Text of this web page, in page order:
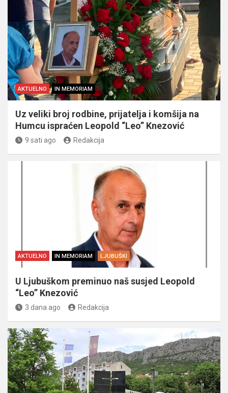
AKTUELNO IN MEMORIAM
Uz veliki broj rodbine, prijatelja i komšija na
Humcu ispraćen Leopold “Leo” Knezović
9 sati ago Redakcija
AKTUELNO IN MEMORIAM LJUBUŠKI
U Ljubuškom preminuo naš susjed Leopold
“Leo” Knezović
3 dana ago Redakcija